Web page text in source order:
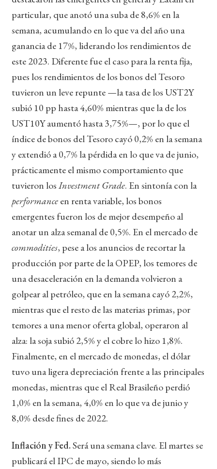
particular, que anotó una suba de 8,6% en la
semana, acumulando en lo que va del año una
ganancia de 17%, liderando los rendimientos de
este 2023. Diferente fue el caso para la renta fija,
pues los rendimientos de los bonos del Tesoro
tuvieron un leve repunte —la tasa de los UST2Y
subió 10 pp hasta 4,60% mientras que la de los
UST10Y aumentó hasta 3,75%—, por lo que el
índice de bonos del Tesoro cayó 0,2% en la semana
y extendió a 0,7% la pérdida en lo que va de junio,
prácticamente el mismo comportamiento que
tuvieron losInvestment Grade. En sintonía con la
performanceen renta variable, los bonos
emergentes fueron los de mejor desempeño al
anotar un alza semanal de 0,5%. En el mercado de
commodities, pese a los anuncios de recortar la
producción por parte de la OPEP, los temores de
una desaceleración en la demanda volvieron a
golpear al petróleo, que en la semana cayó 2,2%,
mientras que el resto de las materias primas, por
temores a una menor oferta global, operaron al
alza: la soja subió 2,5% y el cobre lo hizo 1,8%.
Finalmente, en el mercado de monedas, el dólar
tuvo una ligera depreciación frente a las principales
monedas, mientras que el Real Brasileño perdió
1,0% en la semana, 4,0% en lo que va de junio y
8,0% desde fines de 2022.
Inflación y Fed.Será una semana clave. El martes se
publicará el IPC de mayo, siendo lo más